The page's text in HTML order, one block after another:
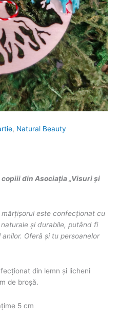
, Natural Beauty
din Asociația „Visuri și
este confecționat cu
și durabile, putând fi
Oferă și tu persoanelor
din lemn și licheni
de broșă.
5 cm